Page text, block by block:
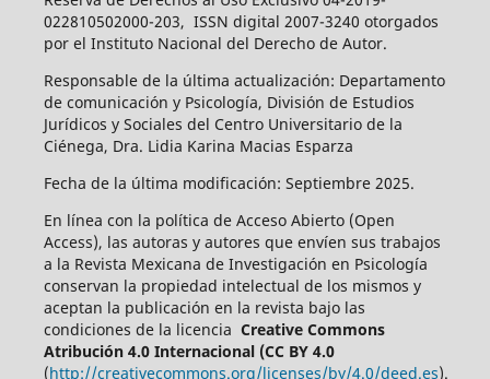
022810502000-203, ISSN digital 2007-3240 otorgados
por el Instituto Nacional del Derecho de Autor.
Responsable de la última actualización: Departamento
de comunicación y Psicología, División de Estudios
Jurídicos y Sociales del Centro Universitario de la
Ciénega, Dra. Lidia Karina Macias Esparza
Fecha de la última modificación: Septiembre 2025.
En línea con la política de Acceso Abierto (Open
Access), las autoras y autores que envíen sus trabajos
a la Revista Mexicana de Investigación en Psicología
conservan la propiedad intelectual de los mismos y
aceptan la publicación en la revista bajo las
condiciones de la licencia Creative Commons
Atribución 4.0 Internacional (CC BY 4.0
(http://creativecommons.org/licenses/by/4.0/deed.es).